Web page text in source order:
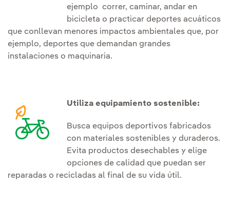
ejemplo correr, caminar, andar en
bicicleta o practicar deportes acuáticos
que conllevan menores impactos ambientales que, por
ejemplo, deportes que demandan grandes
instalaciones o maquinaria.
Utiliza equipamiento sostenible:
Busca equipos deportivos fabricados
con materiales sostenibles y duraderos.
Evita productos desechables y elige
opciones de calidad que puedan ser
reparadas o recicladas al final de su vida útil.